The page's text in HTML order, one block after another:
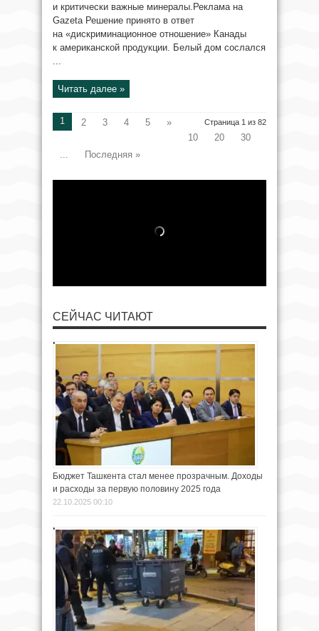
и критически важные минералы.Реклама на
Gazeta Решение принято в ответ
на «дискриминационное отношение» Канады
к американской продукции. Белый дом сослался
...
Читать далее »
Страница 1 из 82
1 2 3 4 5
»
10
20
30
...
Последняя »
СЕЙЧАС ЧИТАЮТ
Бюджет Ташкента стал менее прозрачным. Доходы
и расходы за первую половину 2025 года
22.10.2025 00:10